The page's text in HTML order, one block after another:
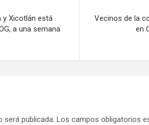
y Xicotlán está
a una semana
Vecinos de la
en
será publicada. Los campos obligatorios